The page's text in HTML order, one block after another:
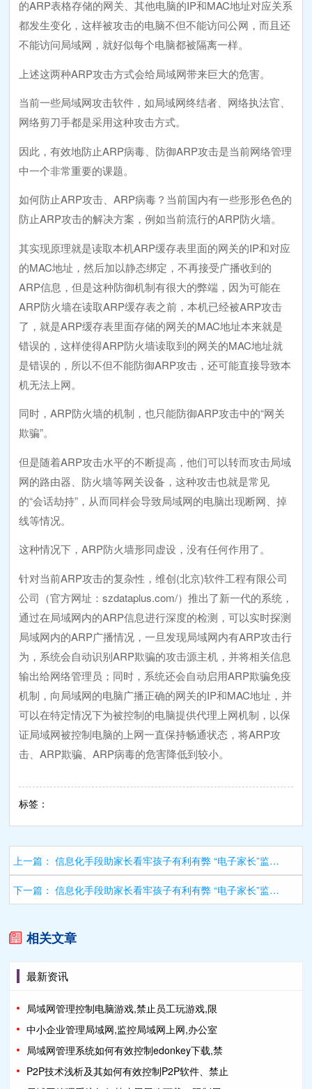
的ARP表格存储的网关、其他电脑的IP和MAC地址对应关系
都发生变化，这样被攻击的电脑不但不能访问公网，而且还
不能访问局域网，就好似每个电脑都被隔离一样。
上述这两种ARP攻击方式会给局域网带来巨大的危害。
当前一些局域网攻击软件，如局域网终结者、网络执法官、
网络剪刀手都是采用这种攻击方式。
因此，有效地防止ARP病毒、防御ARP攻击是当前网络管理
中一个非常重要的课题。
如何防止ARP攻击、ARP病毒？当前国内有一些形形色色的
防止ARP攻击的解决方案，例如当前流行的ARP防火墙。
其实现原理就是读取本机ARP缓存表里面的网关的IP和对应
的MAC地址，然后加以静态绑定，不再接受广播收到的
ARP信息，但是这种防御机制有很大的弊端，因为可能在
ARP防火墙在读取ARP缓存表之前，本机已经被ARP攻击
了，就是ARP缓存表里面存储的网关的MAC地址本来就是
错误的，这样使得ARP防火墙读取到的网关的MAC地址就
是错误的，所以不但不能防御ARP攻击，还可能直接导致本
机无法上网。
同时，ARP防火墙的机制，也只能防御ARP攻击中的“网关
欺骗”。
但是随着ARP攻击水平的不断提高，他们可以转而攻击局域
网的路由器、防火墙等网关设备，这种攻击也就是常见
的“会话劫持”，从而同样会导致局域网的电脑出现断网、掉
线等情况。
这种情况下，ARP防火墙形同虚设，没有任何作用了。
针对当前ARP攻击的复杂性，维创(北京)软件工程有限公司
公司（官方网址：szdataplus.com/）推出了新一代的系统，
通过在局域网内的ARP信息进行深度的检测，可以实时探测
局域网内的ARP广播情况，一旦发现局域网内有ARP攻击行
为，系统会自动识别ARP欺骗的攻击源主机，并将相关信息
输出给网络管理员；同时，系统还会自动启用ARP欺骗免疫
机制，向局域网的电脑广播正确的网关的IP和MAC地址，并
可以在特定情况下为被控制的电脑提供代理上网机制，以保
证局域网被控制电脑的上网一直保持畅通状态，将ARP攻
击、ARP欺骗、ARP病毒的危害降低到较小。
标签：
上一篇： 信息化手段助家长看牢孩子有利有弊 “电子家长”监控上网内容
下一篇： 信息化手段助家长看牢孩子有利有弊 “电子家长”监控上网内容
相关文章
最新资讯
局域网管理控制电脑游戏,禁止员工玩游戏,限
中小企业管理局域网,监控局域网上网,办公室
局域网管理系统如何有效控制edonkey下载,禁
P2P技术浅析及其如何有效控制P2P软件、禁止